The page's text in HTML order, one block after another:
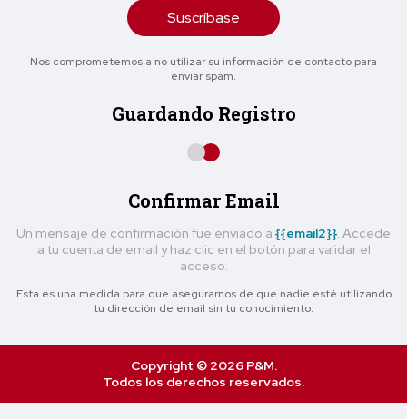
Suscríbase
Nos comprometemos a no utilizar su información de contacto para
enviar spam.
Guardando Registro
Confirmar Email
Un mensaje de confirmación fue enviado a {{email2}} . Accede
a tu cuenta de email y haz clic en el botón para validar el
acceso.
Esta es una medida para que asegurarnos de que nadie esté utilizando
tu dirección de email sin tu conocimiento.
Copyright © 2026 P&M.
Todos los derechos reservados.